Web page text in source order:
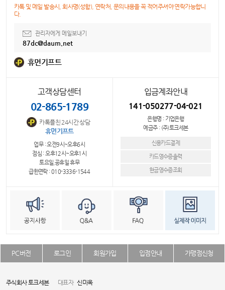
카톡 및 메일 발송시, 회사명(성함), 연락처, 문의내용을 꼭 적어주셔야 연락가능합니
다.
관리자에게 메일보내기
87dc@daum.net
휴먼기프트
고객상담센터
02-865-1789
카톡플친 24시간 상담
휴먼기프트
업무 : 오전9시~오후6시
점심 : 오후12시~오후1시
토요일,공휴일 휴무
급한연락 : 010-3336-1544
입금계좌안내
141-050277-04-021
은행명 : 기업은행
예금주 : (주)토크세븐
신용카드결제
카드영수증출력
현금영수증조회
PC버전 로그인 회원가입 입점안내 가맹점신청
주식회사 토크세븐 대표자 신미옥